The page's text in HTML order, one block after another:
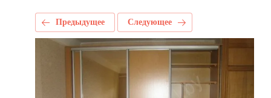
Предыдущее Следующее